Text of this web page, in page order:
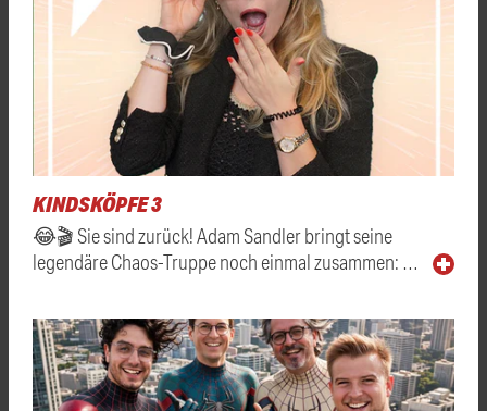
KINDSKÖPFE 3
😂🎬 Sie sind zurück! Adam Sandler bringt seine
legendäre Chaos-Truppe noch einmal zusammen: …